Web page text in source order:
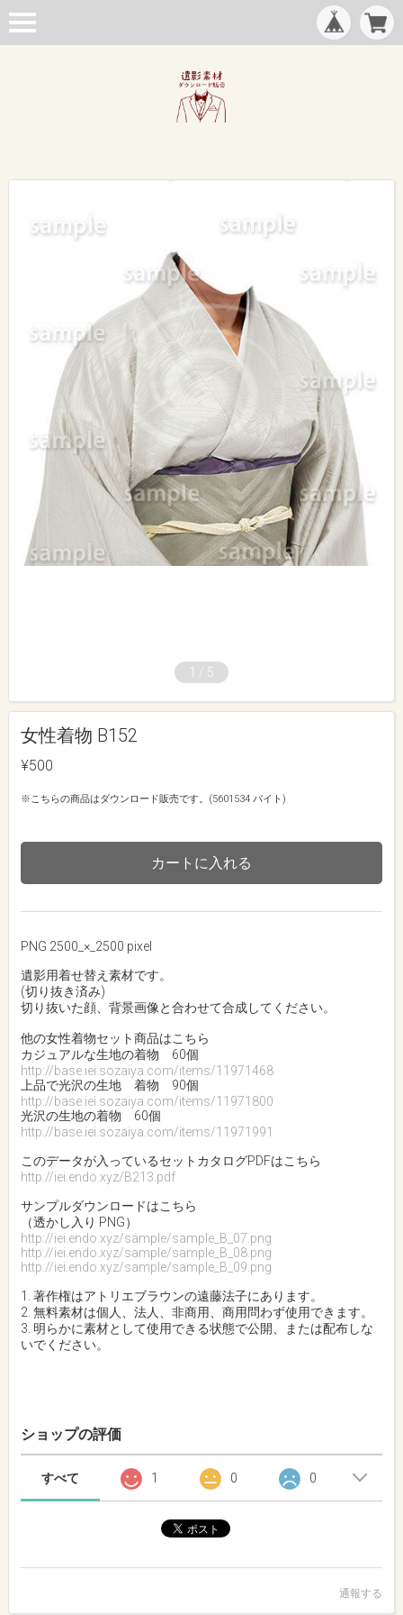
1 / 5
女性着物 B152
¥500
※こちらの商品はダウンロード販売です。(5601534 バイト)
カートに入れる
PNG 2500_×_2500 pixel
遺影用着せ替え素材です。
(切り抜き済み)
切り抜いた顔、背景画像と合わせて合成してください。
他の女性着物セット商品はこちら
カジュアルな生地の着物 60個
http://base.iei.sozaiya.com/items/11971468
上品で光沢の生地 着物 90個
http://base.iei.sozaiya.com/items/11971800
光沢の生地の着物 60個
http://base.iei.sozaiya.com/items/11971991
このデータが入っているセットカタログPDFはこちら
http://iei.endo.xyz/B213.pdf
サンプルダウンロードはこちら
（透かし入り PNG）
http://iei.endo.xyz/sample/sample_B_07.png
http://iei.endo.xyz/sample/sample_B_08.png
http://iei.endo.xyz/sample/sample_B_09.png
1. 著作権はアトリエブラウンの遠藤法子にあります。
2. 無料素材は個人、法人、非商用、商用問わず使用できます。
3. 明らかに素材として使用できる状態で公開、または配布しな
いでください。
ショップの評価
すべて 1 0 0
通報する